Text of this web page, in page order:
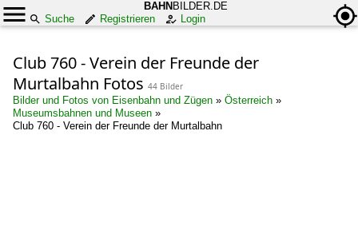
BAHN BILDER.DE
Suche
Registrieren Login
Club 760 - Verein der Freunde der
Murtalbahn Fotos 44 Bilder
Bilder und Fotos von Eisenbahn und Zügen » Österreich »
Museumsbahnen und Museen »
Club 760 - Verein der Freunde der Murtalbahn